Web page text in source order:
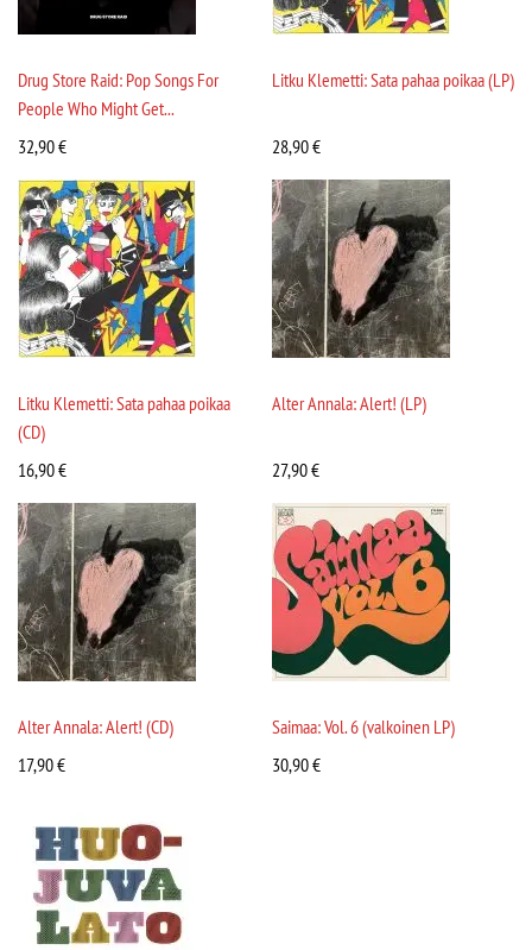
Drug Store Raid: Pop Songs For
People Who Might Get...
32,90€
Litku Klemetti: Sata pahaa poikaa (LP)
28,90€
Litku Klemetti: Sata pahaa poikaa
(CD)
16,90€
Alter Annala: Alert! (LP)
27,90€
Alter Annala: Alert! (CD)
17,90€
Saimaa: Vol. 6 (valkoinen LP)
30,90€